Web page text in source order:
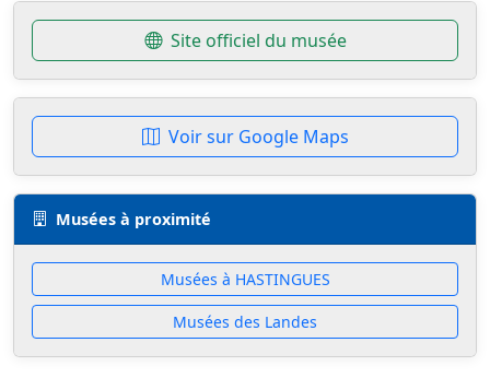
Site officiel du musée
Voir sur Google Maps
Musées à proximité
Musées à HASTINGUES
Musées des Landes